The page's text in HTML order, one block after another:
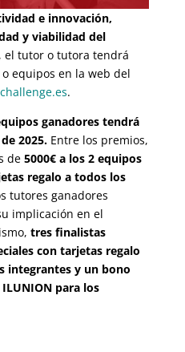
e innovación,
y viabilidad del
el tutor o tutora tendrá
equipos en la web del
.
ganadores tendrá
2025.Entre los premios,
de 5000€ a los 2 equipos
regalo a todos los
tutores ganadores
implicación en el
tres finalistas
con tarjetas regalo
integrantes y un bono
para los